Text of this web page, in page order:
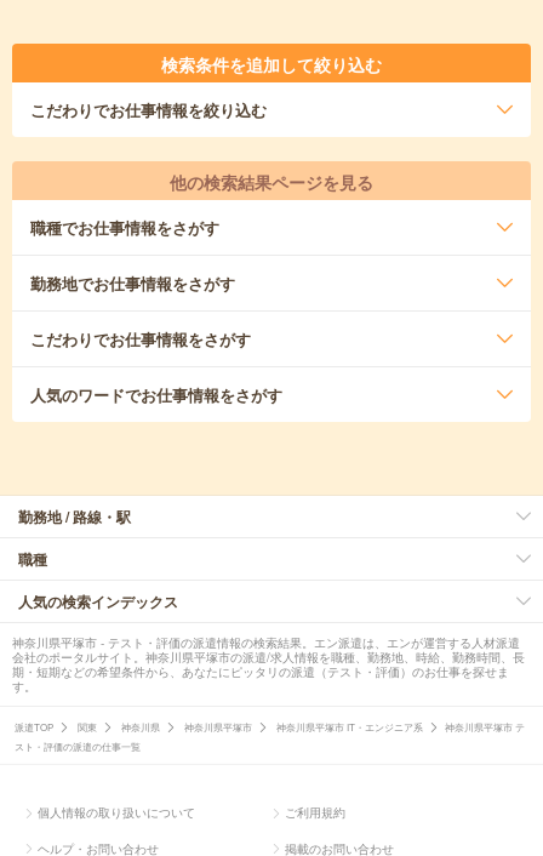
検索条件を追加して絞り込む
こだわりでお仕事情報を絞り込む
他の検索結果ページを見る
職種でお仕事情報をさがす
勤務地でお仕事情報をさがす
こだわりでお仕事情報をさがす
人気のワードでお仕事情報をさがす
勤務地 / 路線・駅
職種
人気の検索インデックス
神奈川県平塚市 - テスト・評価の派遣情報の検索結果。エン派遣は、エンが運営する人材派遣
会社のポータルサイト。神奈川県平塚市の派遣/求人情報を職種、勤務地、時給、勤務時間、長
期・短期などの希望条件から、あなたにピッタリの派遣（テスト・評価）のお仕事を探せま
す。
派遣TOP 関東 神奈川県 神奈川県平塚市 神奈川県平塚市 IT・エンジニア系
神奈川県平塚市 テ
スト・評価の派遣の仕事一覧
個人情報の取り扱いについて ご利用規約
ヘルプ・お問い合わせ 掲載のお問い合わせ